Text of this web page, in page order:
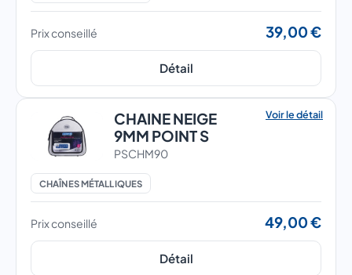
Prix conseillé 39,00 €
Détail
CHAINE NEIGE
9MM POINT S
Voir le détail
PSCHM90
CHAÎNES MÉTALLIQUES
Prix conseillé 49,00 €
Détail